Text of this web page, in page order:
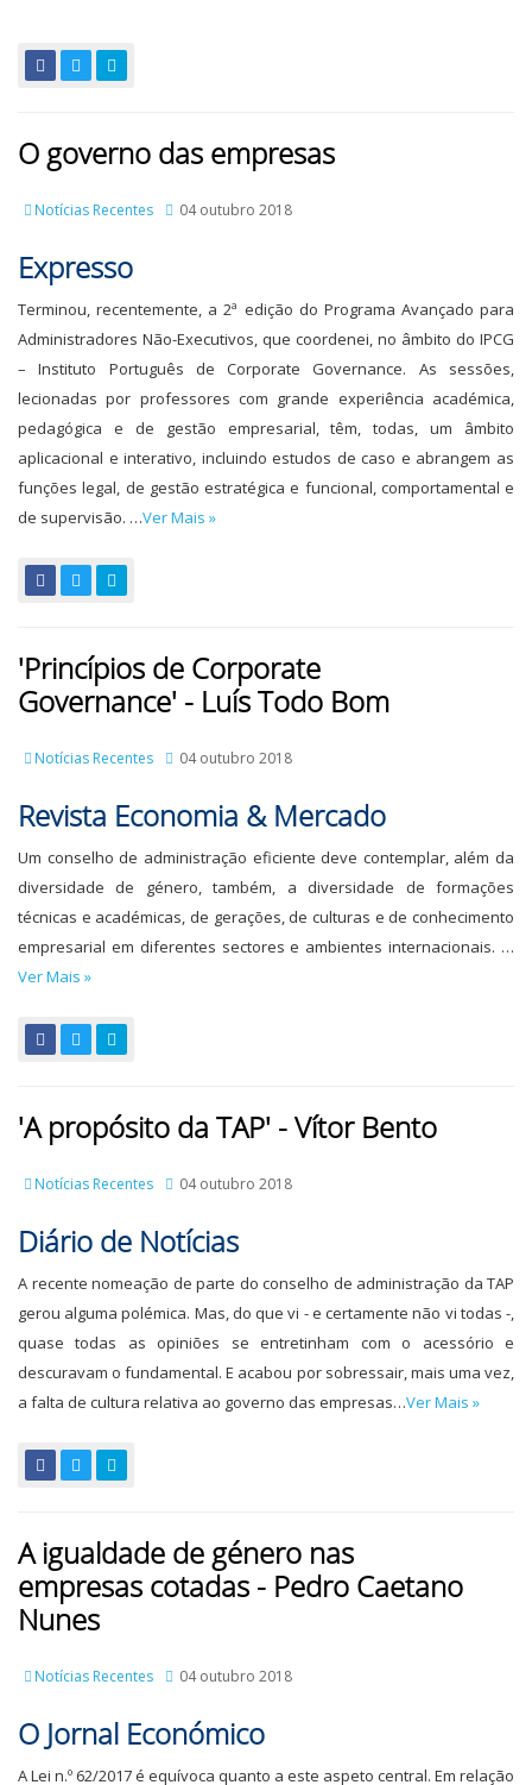
O governo das empresas
Notícias Recentes 04 outubro 2018
Expresso
Terminou, recentemente, a 2ª edição do Programa Avançado para
Administradores Não-Executivos, que coordenei, no âmbito do IPCG
– Instituto Português de Corporate Governance. As sessões,
lecionadas por professores com grande experiência académica,
pedagógica e de gestão empresarial, têm, todas, um âmbito
aplicacional e interativo, incluindo estudos de caso e abrangem as
funções legal, de gestão estratégica e funcional, comportamental e
de supervisão. …Ver Mais »
'Princípios de Corporate
Governance' - Luís Todo Bom
Notícias Recentes 04 outubro 2018
Revista Economia & Mercado
Um conselho de administração eficiente deve contemplar, além da
diversidade de género, também, a diversidade de formações
técnicas e académicas, de gerações, de culturas e de conhecimento
empresarial em diferentes sectores e ambientes internacionais. …
Ver Mais »
'A propósito da TAP' - Vítor Bento
Notícias Recentes 04 outubro 2018
Diário de Notícias
A recente nomeação de parte do conselho de administração da TAP
gerou alguma polémica. Mas, do que vi - e certamente não vi todas -,
quase todas as opiniões se entretinham com o acessório e
descuravam o fundamental. E acabou por sobressair, mais uma vez,
a falta de cultura relativa ao governo das empresas…Ver Mais »
A igualdade de género nas
empresas cotadas - Pedro Caetano
Nunes
Notícias Recentes 04 outubro 2018
O Jornal Económico
A Lei n.º 62/2017 é equívoca quanto a este aspeto central. Em relação